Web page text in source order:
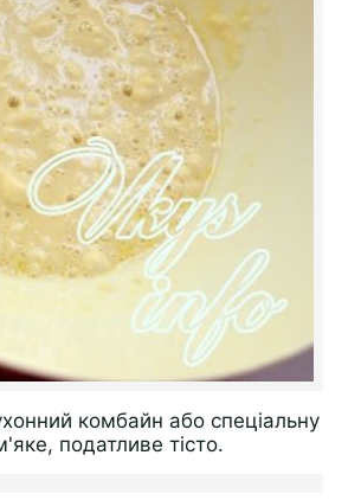
комбайн або спеціальну
податливе тісто.